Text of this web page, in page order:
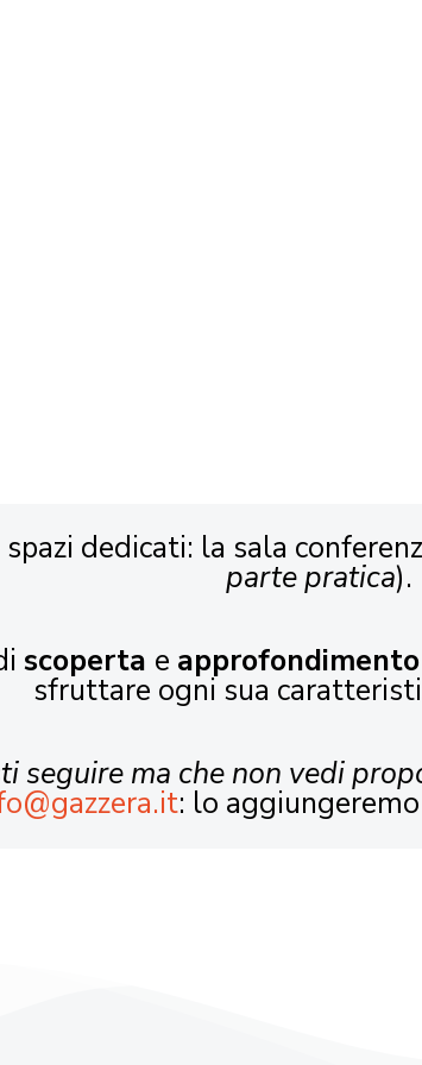
dedicati: la sala
parte pratica).
scoperta e approfondimento
sfruttare ogni sua
seguire ma che non vedi
: lo